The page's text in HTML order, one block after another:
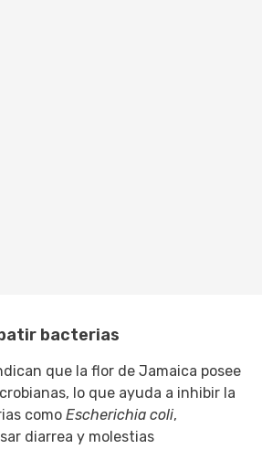
bacterias
que la flor de Jamaica posee
lo que ayuda a inhibir la
como Escherichia coli,
diarrea y molestias